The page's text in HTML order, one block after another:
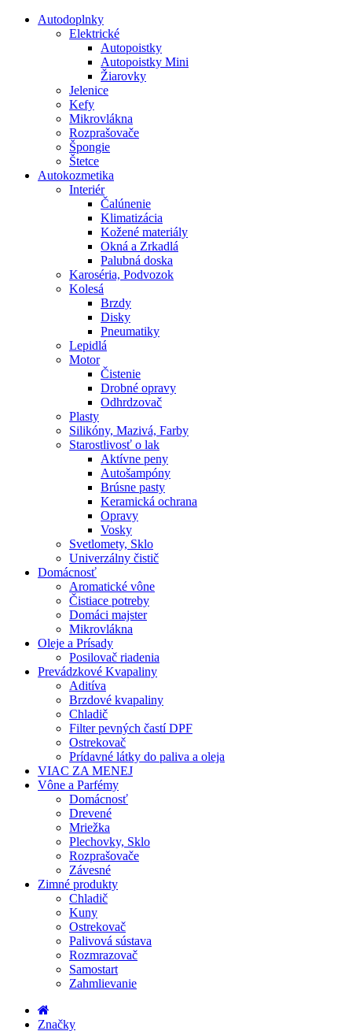
Autodoplnky
Elektrické
Autopoistky
Autopoistky Mini
Žiarovky
Jelenice
Kefy
Mikrovlákna
Rozprašovače
Špongie
Štetce
Autokozmetika
Interiér
Čalúnenie
Klimatizácia
Kožené materiály
Okná a Zrkadlá
Palubná doska
Karoséria, Podvozok
Kolesá
Brzdy
Disky
Pneumatiky
Lepidlá
Motor
Čistenie
Drobné opravy
Odhrdzovač
Plasty
Silikóny, Mazivá, Farby
Starostlivosť o lak
Aktívne peny
Autošampóny
Brúsne pasty
Keramická ochrana
Opravy
Vosky
Svetlomety, Sklo
Univerzálny čistič
Domácnosť
Aromatické vône
Čistiace potreby
Domáci majster
Mikrovlákna
Oleje a Prísady
Posilovač riadenia
Prevádzkové Kvapaliny
Aditíva
Brzdové kvapaliny
Chladič
Filter pevných častí DPF
Ostrekovač
Prídavné látky do paliva a oleja
VIAC ZA MENEJ
Vône a Parfémy
Domácnosť
Drevené
Mriežka
Plechovky, Sklo
Rozprašovače
Závesné
Zimné produkty
Chladič
Kuny
Ostrekovač
Palivová sústava
Rozmrazovač
Samostart
Zahmlievanie
Značky